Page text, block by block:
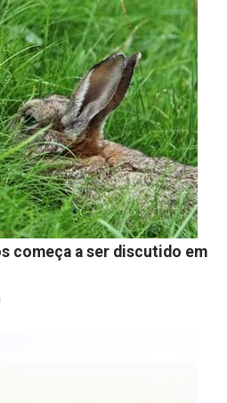
começa a ser discutido em